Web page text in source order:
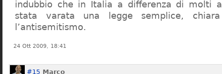
indubbio che in Italia a differenza di molti
stata varata una legge semplice,
l’antisemitismo.
24 Ott 2009, 18:41
#15 Marco